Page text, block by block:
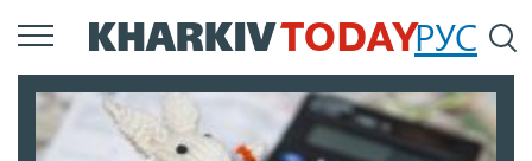
Перейти
до
вмісту
РУС